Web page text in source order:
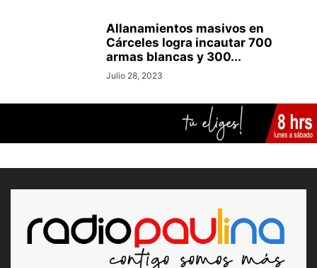
Allanamientos masivos en
Cárceles logra incautar 700
armas blancas y 300...
Julio 28, 2023